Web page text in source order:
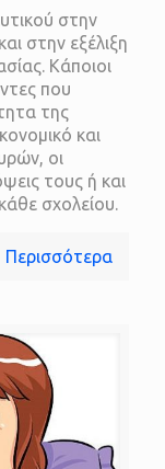
στην
στην εξέλιξη
Κάποιοι
που
της
και
οι
τους ή και
σχολείου.
Περισσότερα